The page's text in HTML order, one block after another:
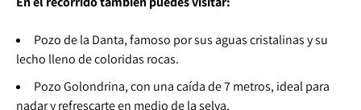
Pozo de la Danta, famoso por sus aguas cristalinas y su
lecho lleno de coloridas rocas.
Pozo Golondrina, con una caída de 7 metros, ideal para
nadar y refrescarte en medio de la selva.